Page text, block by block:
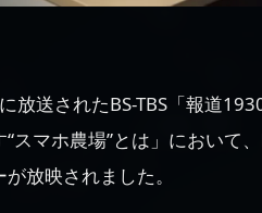
放送されたBS-TBS「報道
スマホ農場”とは」において
放映されました。